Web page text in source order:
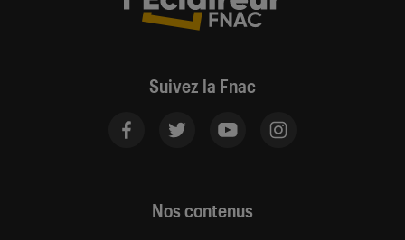
Suivez la Fnac
Nos contenus